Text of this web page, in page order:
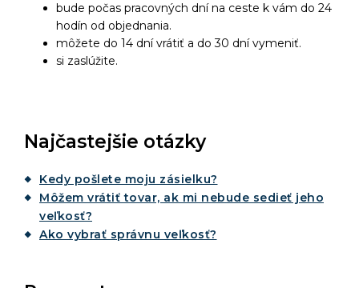
bude počas pracovných dní na ceste k vám do 24
hodín od objednania.
môžete do 14 dní vrátiť a do 30 dní vymeniť.
si zaslúžite.
Najčastejšie otázky
Kedy pošlete moju zásielku?
Môžem vrátiť tovar, ak mi nebude sedieť jeho
veľkosť?
Ako vybrať správnu veľkosť?